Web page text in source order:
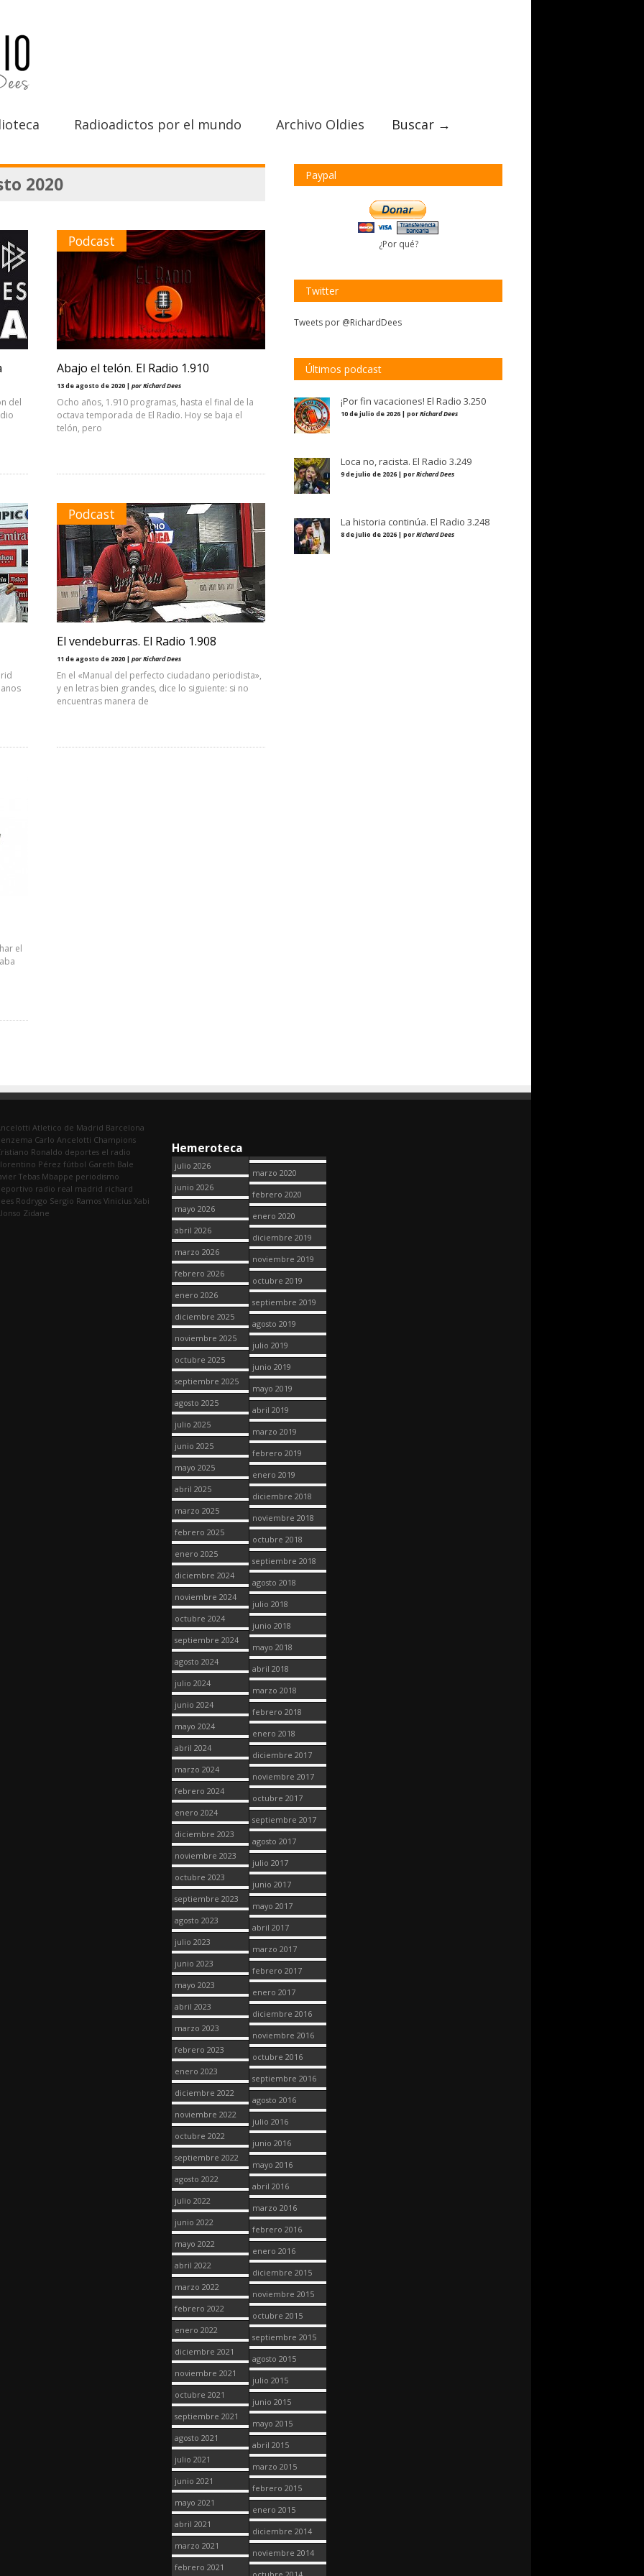
Radioadictos por el mundo Archivo Oldies Buscar →
2020
del
Podcast
Abajo el telón. El Radio 1.910
13 de agosto de 2020 | por Richard Dees
Ocho años, 1.910 programas, hasta el final de la
octava temporada de El Radio. Hoy se baja el
telón, pero
Podcast
El vendeburras. El Radio 1.908
11 de agosto de 2020 | por Richard Dees
En el «Manual del perfecto ciudadano periodista»,
y en letras bien grandes, dice lo siguiente: si no
encuentras manera de
el
Paypal
¿Por qué?
Twitter
Tweets por @RichardDees
Últimos podcast
¡Por fin vacaciones! El Radio 3.250
10 de julio de 2026 | porRichard Dees
Loca no, racista. El Radio 3.249
9 de julio de 2026 | porRichard Dees
La historia continúa. El Radio 3.248
8 de julio de 2026 | porRichard Dees
Atletico de Madrid Barcelona
Carlo Ancelotti Champions
Ronaldo deportes el radio
Pérez fútbol Gareth Bale
Tebas Mbappe periodismo
radio real madrid richard
Rodrygo Sergio Ramos Vinicius Xabi
Zidane
Hemeroteca
julio 2026
junio 2026
mayo 2026
abril 2026
marzo 2026
febrero 2026
enero 2026
diciembre 2025
noviembre 2025
octubre 2025
septiembre 2025
agosto 2025
julio 2025
junio 2025
mayo 2025
abril 2025
marzo 2025
febrero 2025
enero 2025
diciembre 2024
noviembre 2024
octubre 2024
septiembre 2024
agosto 2024
julio 2024
junio 2024
mayo 2024
abril 2024
marzo 2024
febrero 2024
enero 2024
diciembre 2023
noviembre 2023
octubre 2023
septiembre 2023
agosto 2023
julio 2023
junio 2023
mayo 2023
abril 2023
marzo 2023
febrero 2023
enero 2023
diciembre 2022
noviembre 2022
octubre 2022
septiembre 2022
agosto 2022
julio 2022
junio 2022
mayo 2022
abril 2022
marzo 2022
febrero 2022
enero 2022
diciembre 2021
noviembre 2021
octubre 2021
septiembre 2021
agosto 2021
julio 2021
junio 2021
mayo 2021
abril 2021
marzo 2021
febrero 2021
marzo 2020
febrero 2020
enero 2020
diciembre 2019
noviembre 2019
octubre 2019
septiembre 2019
agosto 2019
julio 2019
junio 2019
mayo 2019
abril 2019
marzo 2019
febrero 2019
enero 2019
diciembre 2018
noviembre 2018
octubre 2018
septiembre 2018
agosto 2018
julio 2018
junio 2018
mayo 2018
abril 2018
marzo 2018
febrero 2018
enero 2018
diciembre 2017
noviembre 2017
octubre 2017
septiembre 2017
agosto 2017
julio 2017
junio 2017
mayo 2017
abril 2017
marzo 2017
febrero 2017
enero 2017
diciembre 2016
noviembre 2016
octubre 2016
septiembre 2016
agosto 2016
julio 2016
junio 2016
mayo 2016
abril 2016
marzo 2016
febrero 2016
enero 2016
diciembre 2015
noviembre 2015
octubre 2015
septiembre 2015
agosto 2015
julio 2015
junio 2015
mayo 2015
abril 2015
marzo 2015
febrero 2015
enero 2015
diciembre 2014
noviembre 2014